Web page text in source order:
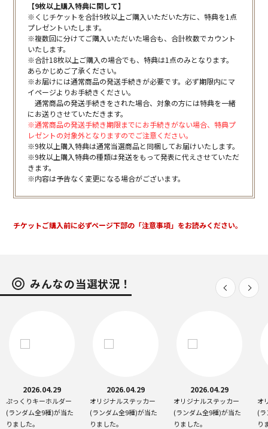
【9枚以上購入特典に関して】
※くじチケットを合計9枚以上ご購入いただいた方に、特典を1点
プレゼントいたします。
※複数回に分けてご購入いただいた場合も、合計枚数でカウント
いたします。
※合計18枚以上ご購入の場合でも、特典は1点のみとなります。
あらかじめご了承ください。
※お届けには通常商品の発送手続きが必要です。必ず期限内にマ
イページよりお手続きください。
通常商品の発送手続きをされた場合、対象の方には特典を一緒
にお送りさせていただきます。
※通常商品の発送手続き期限までにお手続きがない場合、特典プ
レゼントの対象外となりますのでご注意ください。
※9枚以上購入特典は通常当選商品と同梱してお届けいたします。
※9枚以上購入特典の種類は発送をもって発表に代えさせていただ
きます。
※内容は予告なく変更になる場合がございます。
チケットご購入前に必ずページ下部の「注意事項」をお読みください。
みんなの当選状況！
2026.04.29
ぷっくりキーホルダー
(ランダム全9種)が当た
りました。
2026.04.29
オリジナルステッカー
(ランダム全9種)が当た
りました。
2026.04.29
オリジナルステッカー
(ランダム全9種)が当た
りました。
オ
(
り